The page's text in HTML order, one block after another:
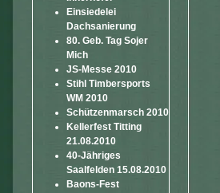
Einsiedelei
Dachsanierung
80. Geb. Tag Sojer
Mich
JS-Messe 2010
Stihl Timbersports
WM 2010
Schützenmarsch 2010
Kellerfest Titting
21.08.2010
40-Jähriges
Saalfelden 15.08.2010
Baons-Fest